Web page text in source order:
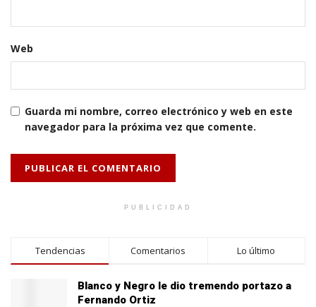
Web
Guarda mi nombre, correo electrónico y web en este
navegador para la próxima vez que comente.
PUBLICIDAD
Tendencias Comentarios Lo último
Blanco y Negro le dio tremendo portazo a
Fernando Ortiz